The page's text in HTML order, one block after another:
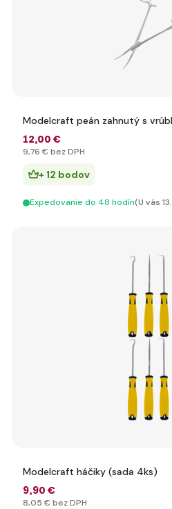
Modelcraft peán zahnutý s
12,00 €
9,76 € bez DPH
+ 12 bodov
Expedovanie do 48 hodín(U vás
Modelcraft háčiky (sada 4ks)
9,90 €
8,05 € bez DPH